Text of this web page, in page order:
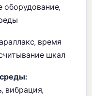
оборудование,
время
шкал
вибрация,